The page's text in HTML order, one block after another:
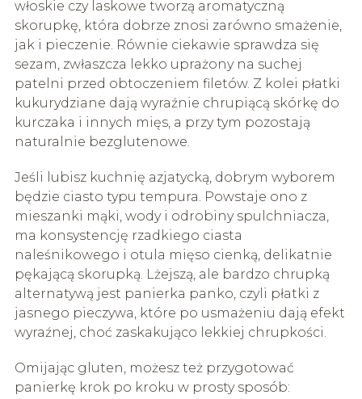
włoskie czy laskowe tworzą aromatyczną
skorupkę, która dobrze znosi zarówno smażenie,
jak i pieczenie. Równie ciekawie sprawdza się
sezam, zwłaszcza lekko uprażony na suchej
patelni przed obtoczeniem filetów. Z kolei płatki
kukurydziane dają wyraźnie chrupiącą skórkę do
kurczaka i innych mięs, a przy tym pozostają
naturalnie bezglutenowe.
Jeśli lubisz kuchnię azjatycką, dobrym wyborem
będzie ciasto typu tempura. Powstaje ono z
mieszanki mąki, wody i odrobiny spulchniacza,
ma konsystencję rzadkiego ciasta
naleśnikowego i otula mięso cienką, delikatnie
pękającą skorupką. Lżejszą, ale bardzo chrupką
alternatywą jest panierka panko, czyli płatki z
jasnego pieczywa, które po usmażeniu dają efekt
wyraźnej, choć zaskakująco lekkiej chrupkości.
Omijając gluten, możesz też przygotować
panierkę krok po kroku w prosty sposób: